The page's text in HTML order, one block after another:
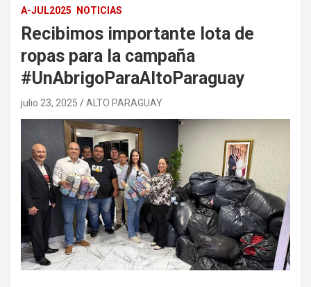
A-JUL2025 NOTICIAS
Recibimos importante lota de
ropas para la campaña
#UnAbrigoParaAltoParaguay
julio 23, 2025 ALTO PARAGUAY